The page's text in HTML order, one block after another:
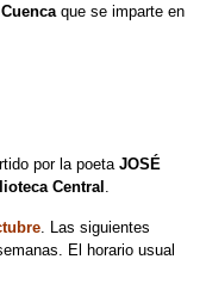
que se imparte en
por la poeta JOSÉ
Central
. Las siguientes
El horario usual